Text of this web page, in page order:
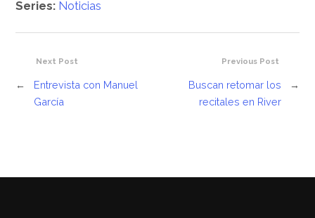
Series: Noticias
Previous Post
Buscan retomar los
recitales en River
→
Next Post
←
Entrevista con Manuel
García